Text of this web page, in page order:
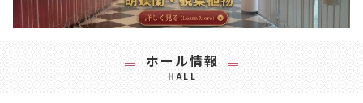
ホール情報
HALL